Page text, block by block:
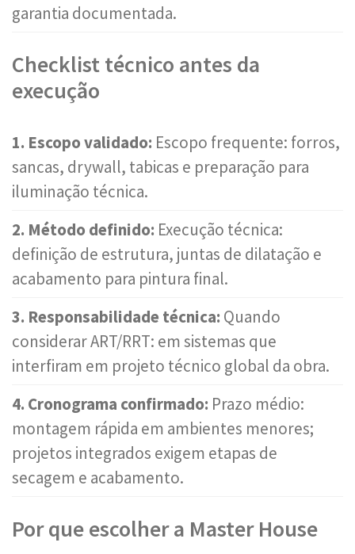
garantia documentada.
Checklist técnico antes da
execução
1. Escopo validado: Escopo frequente: forros,
sancas, drywall, tabicas e preparação para
iluminação técnica.
2. Método definido: Execução técnica:
definição de estrutura, juntas de dilatação e
acabamento para pintura final.
3. Responsabilidade técnica: Quando
considerar ART/RRT: em sistemas que
interfiram em projeto técnico global da obra.
4. Cronograma confirmado: Prazo médio:
montagem rápida em ambientes menores;
projetos integrados exigem etapas de
secagem e acabamento.
Por que escolher a Master House